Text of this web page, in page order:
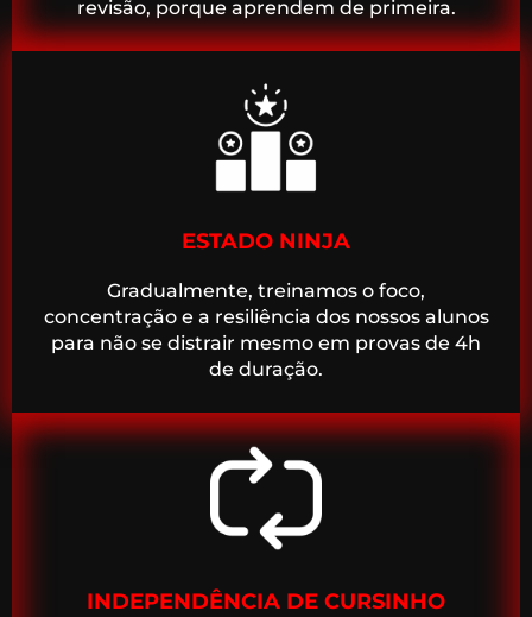
revisão, porque aprendem de primeira.
ESTADO NINJA
Gradualmente, treinamos o foco,
concentração e a resiliência dos nossos alunos
para não se distrair mesmo em provas de 4h
de duração.
INDEPENDÊNCIA DE CURSINHO